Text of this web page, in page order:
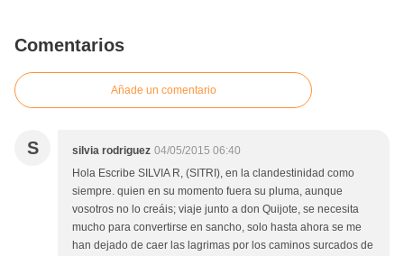
Comentarios
Añade un comentario
S silvia rodriguez 04/05/2015 06:40
Hola Escribe SILVIA R, (SITRI), en la clandestinidad como
siempre. quien en su momento fuera su pluma, aunque
vosotros no lo creáis; viaje junto a don Quijote, se necesita
mucho para convertirse en sancho, solo hasta ahora se me
han dejado de caer las lagrimas por los caminos surcados de